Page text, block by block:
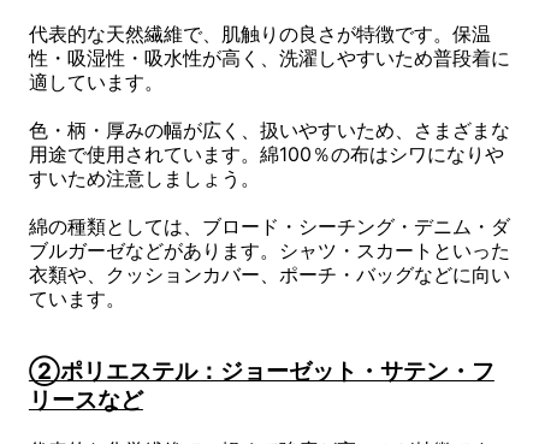
代表的な天然繊維で、肌触りの良さが特徴です。保温
性・吸湿性・吸水性が高く、洗濯しやすいため普段着に
適しています。
色・柄・厚みの幅が広く、扱いやすいため、さまざまな
用途で使用されています。綿100％の布はシワになりや
すいため注意しましょう。
綿の種類としては、ブロード・シーチング・デニム・ダ
ブルガーゼなどがあります。シャツ・スカートといった
衣類や、クッションカバー、ポーチ・バッグなどに向い
ています。
②ポリエステル：ジョーゼット・サテン・フ
リースなど